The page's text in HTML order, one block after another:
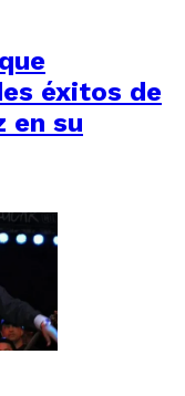
éxitos de
en su